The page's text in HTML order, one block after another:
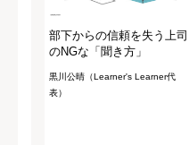
部下からの信頼を失う上司
のNGな「聞き方」
黒川公晴（Learner's Learner代
表）